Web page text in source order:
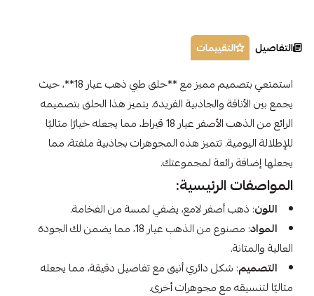
التفاصيل التقييمات
استمتعي بتصميم مميز مع **حلق طبي ذهب عيار 18**، حيث
يجمع بين الأناقة والجاذبية الفريدة. يتميز هذا الحلق بتصميمه
الرائع من الذهب الأصفر عيار 18 قيراط، مما يجعله خيارًا مثاليًا
للإطلالة اليومية. تتميز هذه المجوهرات بجاذبية ملفتة، مما
يجعلها إضافة رائعة لمجموعتك.
المواصفات الرئيسية:
اللون: ذهب أصفر لامع، يضفي لمسة من الفخامة.
المواد
: مصنوع من الذهب عيار 18، مما يضمن لك الجودة
العالية والمتانة.
التصميم: شكل دائري أنيق مع تفاصيل دقيقة، مما يجعله
مثاليًا لتنسيقه مع مجوهرات أخرى.